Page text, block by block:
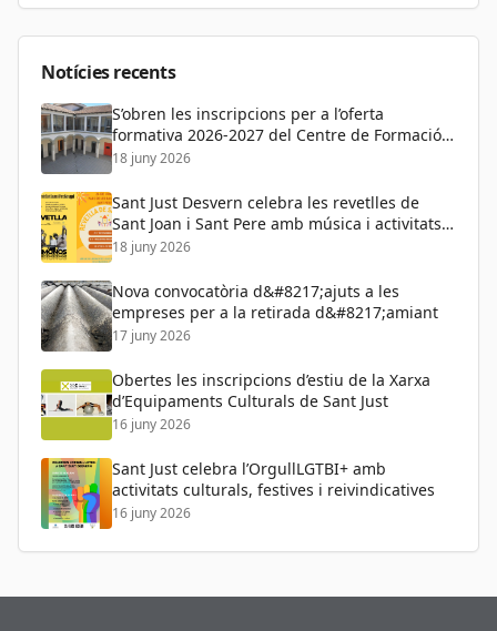
Dona
Notícies recents
S’obren les inscripcions per a l’oferta
formativa 2026-2027 del Centre de Formació
de Persones Adultes
18 juny 2026
Sant Just Desvern celebra les revetlles de
Sant Joan i Sant Pere amb música i activitats
per a tots els públics
18 juny 2026
Nova convocatòria d&#8217;ajuts a les
empreses per a la retirada d&#8217;amiant
17 juny 2026
Obertes les inscripcions d’estiu de la Xarxa
d’Equipaments Culturals de Sant Just
16 juny 2026
Sant Just celebra l’OrgullLGTBI+ amb
activitats culturals, festives i reivindicatives
16 juny 2026